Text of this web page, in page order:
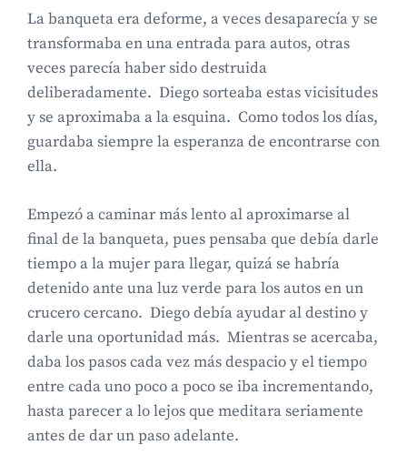
La banqueta era deforme, a veces desaparecía y se
transformaba en una entrada para autos, otras
veces parecía haber sido destruida
deliberadamente. Diego sorteaba estas vicisitudes
y se aproximaba a la esquina. Como todos los días,
guardaba siempre la esperanza de encontrarse con
ella.
Empezó a caminar más lento al aproximarse al
final de la banqueta, pues pensaba que debía darle
tiempo a la mujer para llegar, quizá se habría
detenido ante una luz verde para los autos en un
crucero cercano. Diego debía ayudar al destino y
darle una oportunidad más. Mientras se acercaba,
daba los pasos cada vez más despacio y el tiempo
entre cada uno poco a poco se iba incrementando,
hasta parecer a lo lejos que meditara seriamente
antes de dar un paso adelante.